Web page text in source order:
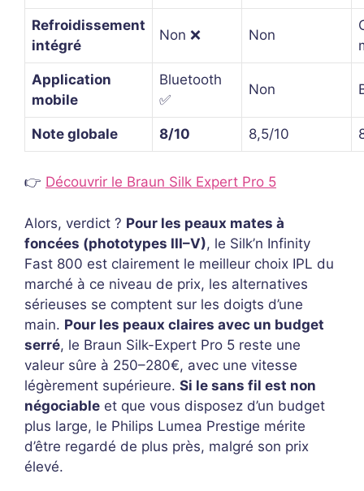
Refroidissement
intégré
Non ❌ Non
Application
mobile
Bluetooth
✅
Non
Note globale 8/10 8,5/10
👉 Découvrir le Braun Silk Expert Pro 5
Alors, verdict ? Pour les peaux mates à
foncées (phototypes III–V), le Silk’n Infinity
Fast 800 est clairement le meilleur choix IPL du
marché à ce niveau de prix, les alternatives
sérieuses se comptent sur les doigts d’une
main. Pour les peaux claires avec un budget
serré, le Braun Silk-Expert Pro 5 reste une
valeur sûre à 250–280€, avec une vitesse
légèrement supérieure. Si le sans fil est non
négociable et que vous disposez d’un budget
plus large, le Philips Lumea Prestige mérite
d’être regardé de plus près, malgré son prix
élevé.